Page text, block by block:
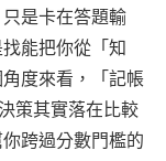
是卡在答題輸
能把你從「知
度來看，「記帳
策其實落在比較
跨過分數門檻的